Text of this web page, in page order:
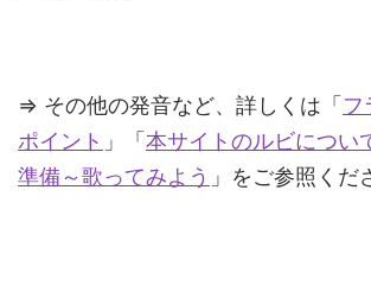
⇒ その他の発音など、詳しくは「フ
ポイント 」「本サイトのルビについ
準備～歌ってみよう 」をご参照くだ